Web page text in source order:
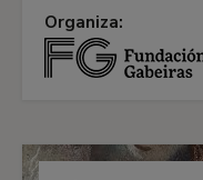
Organiza: